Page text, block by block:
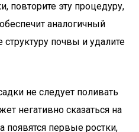
повторите эту процедуру,
аналогичный
структуру почвы и удалите
не следует поливать
негативно сказаться на
первые ростки,